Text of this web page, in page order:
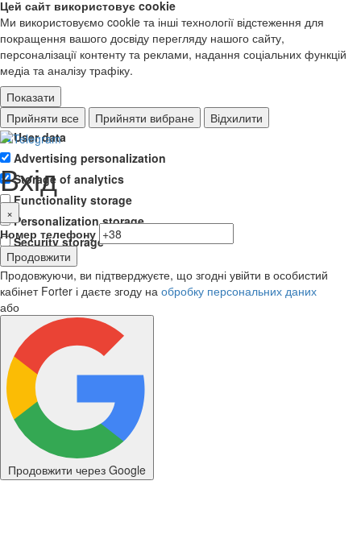
Цей сайт використовує cookie
Ми використовуємо cookie та інші технології відстеження для
покращення вашого досвіду перегляду нашого сайту,
персоналізації контенту та реклами, надання соціальних функцій
медіа та аналізу трафіку.
Показати
Ad storage
User data
Advertising personalization
Storage of analytics
Functionality storage
Personalization storage
Security storage
Прийняти все Прийняти вибране Відхилити
Вхід
×
Номер телефону
Продовжити
Продовжуючи, ви підтверджуєте, що згодні увійти в особистий
кабінет Forter і даєте згоду на обробку персональних даних
або
Продовжити через Google